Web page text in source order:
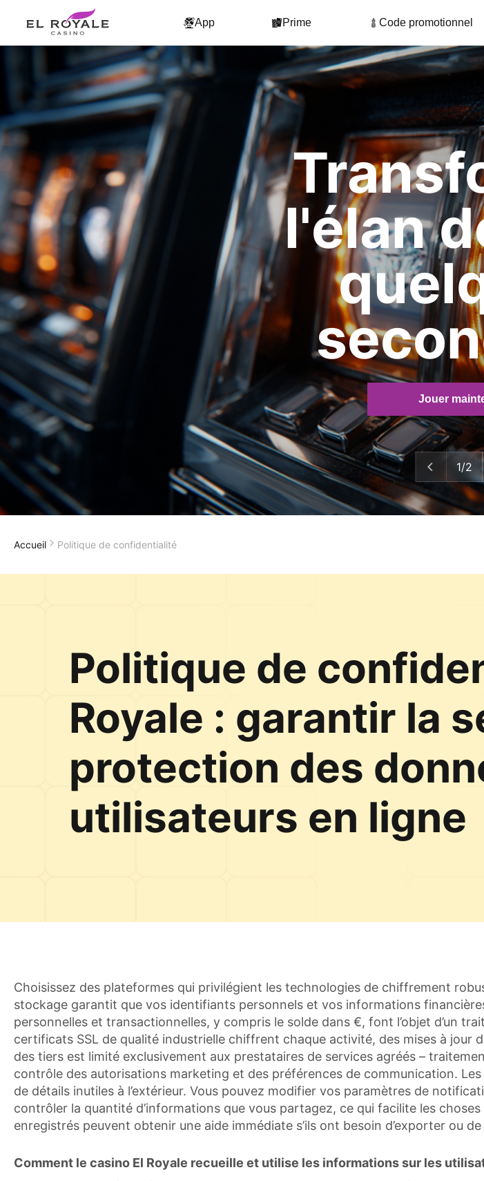
App Prime Code promotionnel
l'élan
Jouer
1/2
Accueil Politique de confidentialité
Politique de
Royale : garantir la
protection des
utilisateurs en ligne
Choisissez des plateformes qui privilégient les technologies de chiffrement
stockage garantit que vos identifiants personnels et vos informations
personnelles et transactionnelles, y compris le solde dans €, font l’objet d’un
certificats SSL de qualité industrielle chiffrent chaque activité, des mises à
des tiers est limité exclusivement aux prestataires de services agréés –
contrôle des autorisations marketing et des préférences de communication.
de détails inutiles à l’extérieur. Vous pouvez modifier vos paramètres de
contrôler la quantité d’informations que vous partagez, ce qui facilite les
enregistrés peuvent obtenir une aide immédiate s’ils ont besoin d’exporter ou
Comment le casino El Royale recueille et utilise les informations sur les